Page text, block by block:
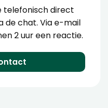
telefonisch direct
de chat. Via e-mail
2 uur een reactie.